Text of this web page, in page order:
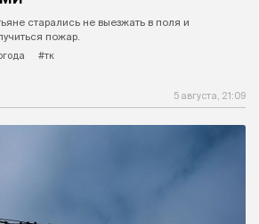
старались не выезжать в поля и
пожар.
#тк
5 августа, 21:09